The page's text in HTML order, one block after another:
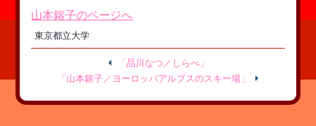
山本鎔子のページへ
東京都立大学
「品川なつ／しらべ」
「山本鎔子／ヨーロッパアルプスのスキー場」